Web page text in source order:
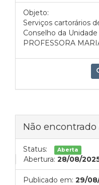
Objeto:
Serviços cartorários
Conselho da
PROFESSORA
Não encontrado
Status: Aberta
Abertura: 28/08/
Publicado em: 29/